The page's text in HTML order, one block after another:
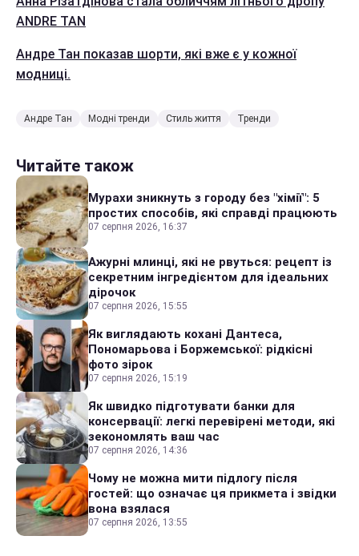
ANDRE TAN
Андре Тан показав шорти, які вже є у кожної
модниці.
Андре Тан Модні тренди Стиль життя Тренди
Читайте також
Мурахи зникнуть з городу без "хімії": 5
простих способів, які справді працюють
07 серпня 2026, 16:37
Ажурні млинці, які не рвуться: рецепт із
секретним інгредієнтом для ідеальних
дірочок
07 серпня 2026, 15:55
Як виглядають кохані Дантеса,
Пономарьова і Боржемської: рідкісні
фото зірок
07 серпня 2026, 15:19
Як швидко підготувати банки для
консервації: легкі перевірені методи, які
зекономлять ваш час
07 серпня 2026, 14:36
Чому не можна мити підлогу після
гостей: що означає ця прикмета і звідки
вона взялася
07 серпня 2026, 13:55